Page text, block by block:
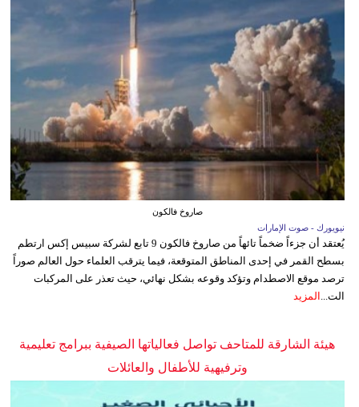
صاروخ فالكون
نيويورك - صوت الإمارات
يُعتقد أن جزءاً ضخماً تائهاً من صاروخ فالكون 9 تابع لشركة سبيس إكس ارتطم
بسطح القمر في إحدى المناطق المتوقعة، فيما يترقب العلماء حول العالم صوراً
ترصد موقع الاصطدام وتؤكد وقوعه بشكل نهائي، حيث تعذر على المركبات
الت...
المزيد
هيئة الشارقة للمتاحف تواصل فعالياتها الصيفية ببرامج تعليمية
وترفيهية للأطفال والعائلات